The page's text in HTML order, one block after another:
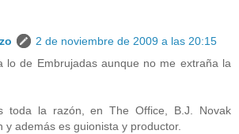
2 de noviembre de 2009 a las 20:15
lo de Embrujadas aunque no me extraña la
toda la razón, en The Office, B.J. Novak
y además es guionista y productor.